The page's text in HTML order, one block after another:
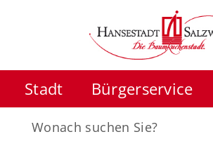
Stadt Bürgerservice